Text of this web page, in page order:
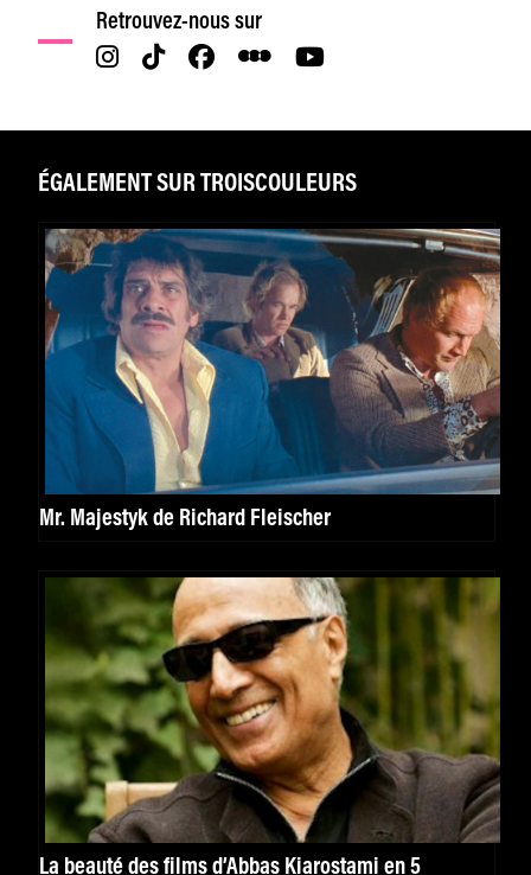
Retrouvez-nous sur
ÉGALEMENT SUR TROISCOULEURS
Mr. Majestyk de Richard Fleischer
La beauté des films d’Abbas Kiarostami en 5